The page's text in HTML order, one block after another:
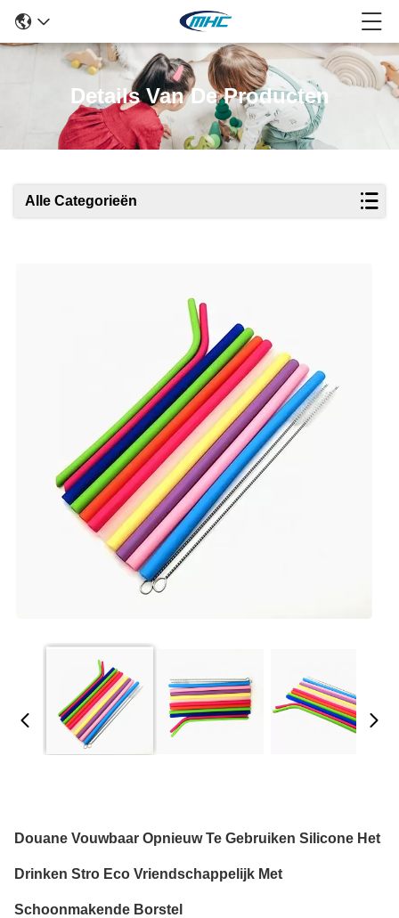
Details Van De Producten
Alle Categorieën
Douane Vouwbaar Opnieuw Te Gebruiken Silicone Het
Drinken Stro Eco Vriendschappelijk Met
Schoonmakende Borstel